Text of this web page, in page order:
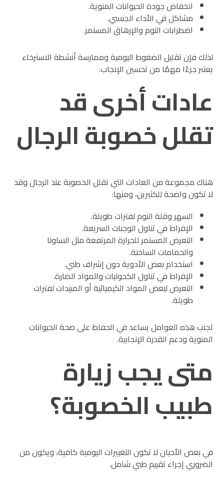
انخفاض جودة الحيوانات المنوية.
مشاكل في الأداء الجنسي.
اضطرابات النوم والإرهاق المستمر.
لذلك فإن تقليل الضغوط اليومية وممارسة أنشطة الاسترخاء
يعتبر جزءًا مهمًا من تحسين الإنجاب.
عادات أخرى قد
تقلل خصوبة الرجال
هناك مجموعة من العادات التي تقلل الخصوبة عند الرجال وقد
لا تكون واضحة للكثيرين، ومنها:
السهر وقلة النوم لفترات طويلة.
الإفراط في تناول الوجبات السريعة.
التعرض المستمر للحرارة المرتفعة مثل الساونا
والحمامات الساخنة.
استخدام بعض الأدوية دون إشراف طبي.
الإفراط في تناول الكحوليات والمواد الضارة.
التعرض لبعض المواد الكيميائية أو المبيدات لفترات
طويلة.
تجنب هذه العوامل يساعد في الحفاظ على صحة الحيوانات
المنوية ودعم القدرة الإنجابية.
متى يجب زيارة
طبيب الخصوبة؟
في بعض الأحيان لا تكون التغييرات اليومية كافية، ويكون من
الضروري إجراء تقييم طبي شامل.